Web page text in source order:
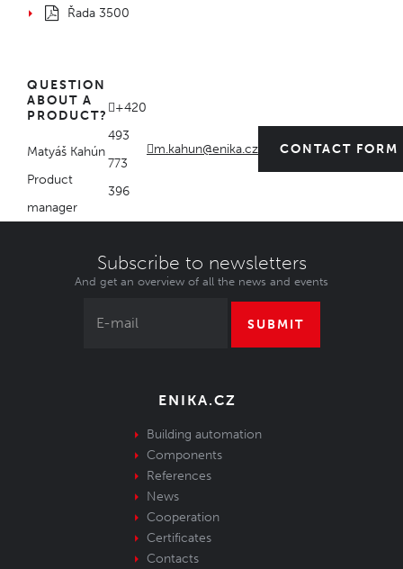
Řada 3500
QUESTION
ABOUT A
PRODUCT?
Matyáš Kahún
Product
manager
+420
493
773
396
m.kahun@enika.cz CONTACT FORM
Subscribe to newsletters
And get an overview of all the news and events
SUBMIT
ENIKA.CZ
Building automation
Components
References
News
Cooperation
Certificates
Contacts